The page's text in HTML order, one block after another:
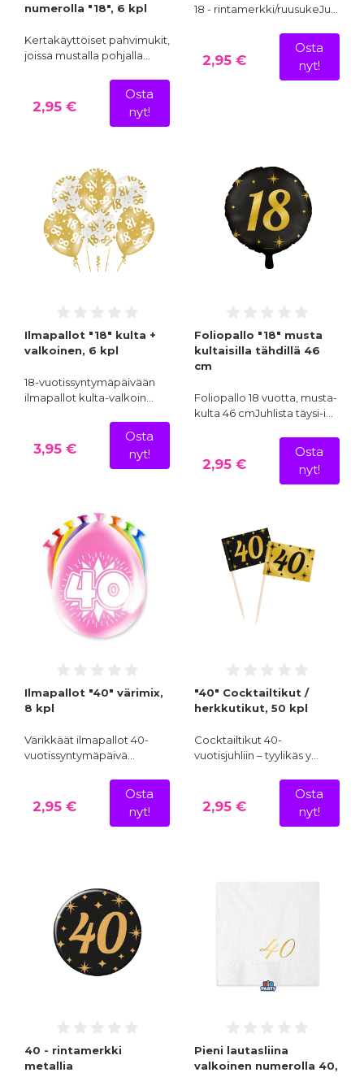
numerolla "18", 6 kpl
Kertakäyttöiset pahvimukit,
joissa mustalla pohjalla…
2,95 €
Osta
nyt!
18 - rintamerkki/ruusukeJu…
2,95 €
Osta
nyt!
Ilmapallot "18" kulta +
valkoinen, 6 kpl
18-vuotissyntymäpäivään
ilmapallot kulta-valkoin…
3,95 €
Osta
nyt!
Foliopallo "18" musta
kultaisilla tähdillä 46
cm
Foliopallo 18 vuotta, musta-
kulta 46 cmJuhlista täysi-i…
2,95 €
Osta
nyt!
Ilmapallot "40" värimix,
8 kpl
Värikkäät ilmapallot 40-
vuotissyntymäpäivä…
2,95 €
Osta
nyt!
"40" Cocktailtikut /
herkkutikut, 50 kpl
Cocktailtikut 40-
vuotisjuhliin – tyylikäs y…
2,95 €
Osta
nyt!
40 - rintamerkki
metallia
Pieni lautasliina
valkoinen numerolla 40,